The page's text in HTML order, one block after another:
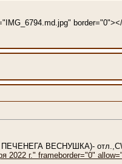
ПЕЧЕНЕГА ВЕСНУШКА)-
г." frameborder="0"